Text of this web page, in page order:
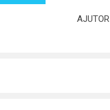
AJUTOR